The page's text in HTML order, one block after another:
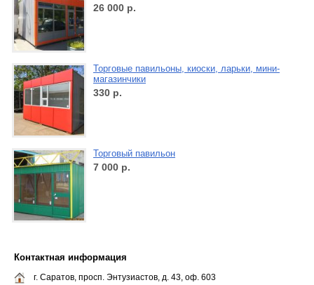
26 000 р.
Торговые павильоны, киоски, ларьки, мини-
магазинчики
330 р.
Торговый павильон
7 000 р.
Контактная информация
г. Саратов, просп. Энтузиастов, д. 43, оф. 603